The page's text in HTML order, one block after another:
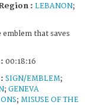
: LEBANON;
emblem that saves
00:18:16
SIGN/EMBLEM;
; GENEVA
; MISUSE OF THE